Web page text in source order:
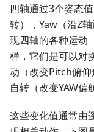
四轴通过3个姿态
转），Yaw（沿Z
现四轴的各种运动
样，它们是可以对
动（改变Pitch俯仰
自转（改变YAW偏
这些变化值通常由